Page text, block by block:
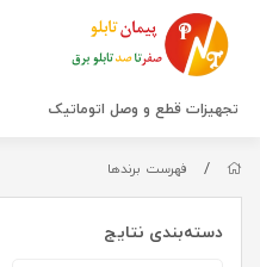
تجهیزات قطع و وصل اتوماتیک
/ فهرست برندها
دسته‌بندی نتایج